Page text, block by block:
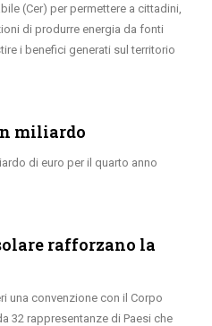
(Cer) per permettere a cittadini,
di produrre energia da fonti
i benefici generati sul territorio
miliardo
di euro per il quarto anno
rafforzano la
una convenzione con il Corpo
32 rappresentanze di Paesi che